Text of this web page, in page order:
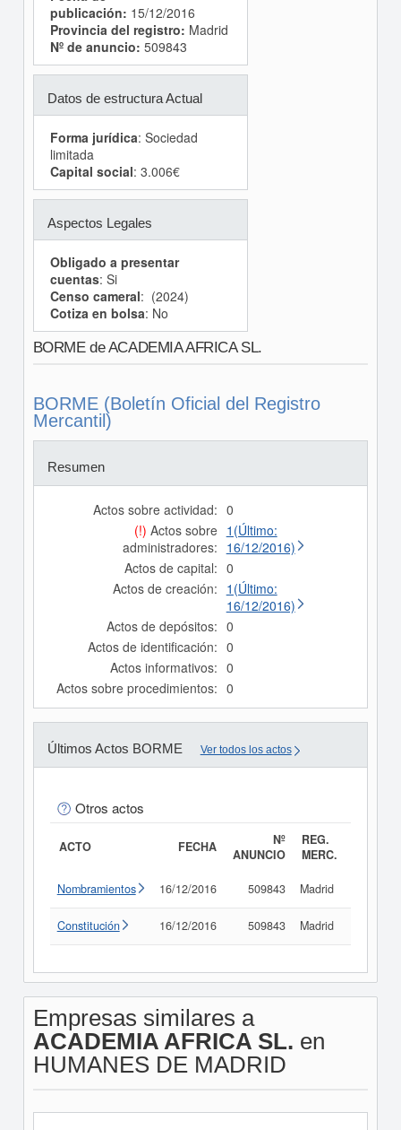
publicación: 15/12/2016
Provincia del registro: Madrid
Nº de anuncio: 509843
Datos de estructura Actual
Forma jurídica: Sociedad
limitada
Capital social: 3.006€
Aspectos Legales
Obligado a presentar
cuentas: Si
Censo cameral: (2024)
Cotiza en bolsa: No
BORME de ACADEMIA AFRICA SL.
BORME (Boletín Oficial del Registro
Mercantil)
Resumen
Actos sobre actividad: 0
(!) Actos sobre
administradores:
1(Último:
16/12/2016)
Actos de capital: 0
Actos de creación: 1(Último:
16/12/2016)
Actos de depósitos: 0
Actos de identificación: 0
Actos informativos: 0
Actos sobre procedimientos: 0
Últimos Actos BORME Ver todos los actos
Otros actos
ACTO FECHA
Nº
ANUNCIO
REG.
MERC.
Nombramientos 16/12/2016 509843 Madrid
Constitución 16/12/2016 509843 Madrid
Empresas similares a
ACADEMIA AFRICA SL. en
HUMANES DE MADRID